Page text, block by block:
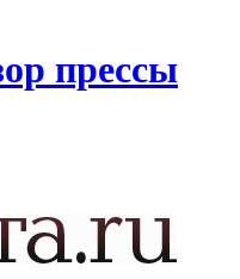
прессы